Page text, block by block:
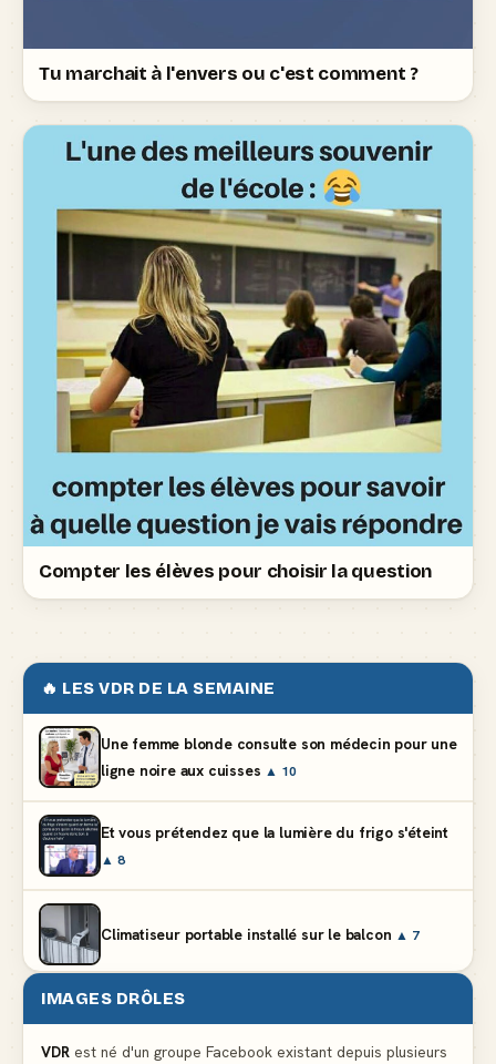
Tu marchait à l'envers ou c'est comment ?
Compter les élèves pour choisir la question
🔥 LES VDR DE LA SEMAINE
Une femme blonde consulte son médecin pour une
ligne noire aux cuisses ▲ 10
Et vous prétendez que la lumière du frigo s'éteint
▲ 8
Climatiseur portable installé sur le balcon ▲ 7
Le problème cardiaque du médecin ▲ 6
IMAGES DRÔLES
VDR est né d'un groupe Facebook existant depuis plusieurs